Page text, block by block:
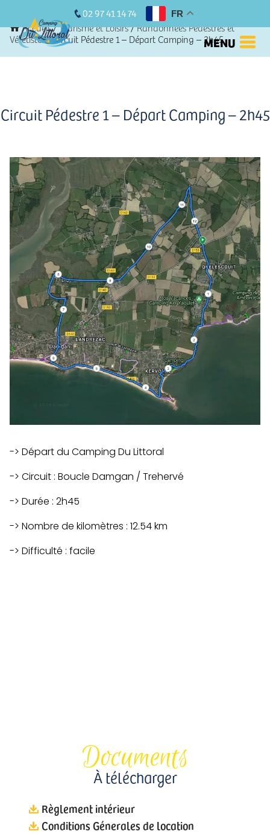
02 97 41 14 74 FR
MENU
Accueil/Tourisme et Loisirs/Randonnées Pédestres et
Vététistes/Circuit Pédestre 1 – Départ Camping – 2h45
Circuit Pédestre 1 – Départ Camping – 2h45
-> Départ du Camping Du Littoral
-> Circuit : Boucle Damgan / Trehervé
-> Durée : 2h45
-> Nombre de kilomètres : 12.54 km
-> Difficulté : facile
Documents
À télécharger
Règlement intérieur
Conditions Génerales de location